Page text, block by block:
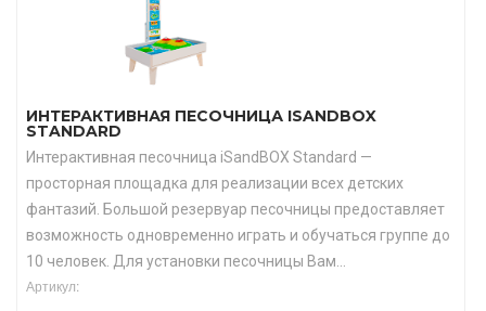
ИНТЕРАКТИВНАЯ ПЕСОЧНИЦА ISANDBOX
STANDARD
Интерактивная песочница iSandBOX Standard —
просторная площадка для реализации всех детских
фантазий. Большой резервуар песочницы предоставляет
возможность одновременно играть и обучаться группе до
10 человек. Для установки песочницы Вам...
Артикул: